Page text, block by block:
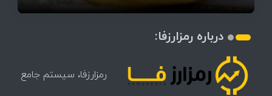
درباره رمزارزفا:
رمزارزفا، سیستم جامع